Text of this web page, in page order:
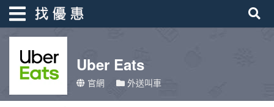
Uber Eats
官網 外送叫車
找優惠